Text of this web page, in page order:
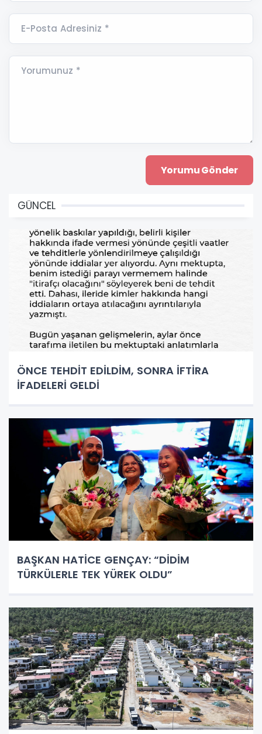
E-Posta Adresiniz *
Yorumunuz *
GÜNCEL
ÖNCE TEHDİT EDİLDİM, SONRA İFTİRA
İFADELERİ GELDİ
BAŞKAN HATİCE GENÇAY: “DİDİM
TÜRKÜLERLE TEK YÜREK OLDU”